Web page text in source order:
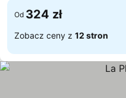
Od 324 zł
Zobacz ceny z 12 stron